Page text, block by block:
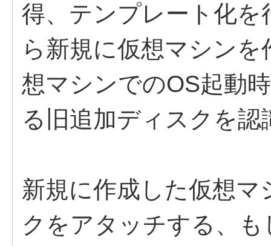
得、テンプレート化
ら新規に仮想マシン
想マシンでのOS起動
る旧追加ディスクを
新規に作成した仮想
クをアタッチする、